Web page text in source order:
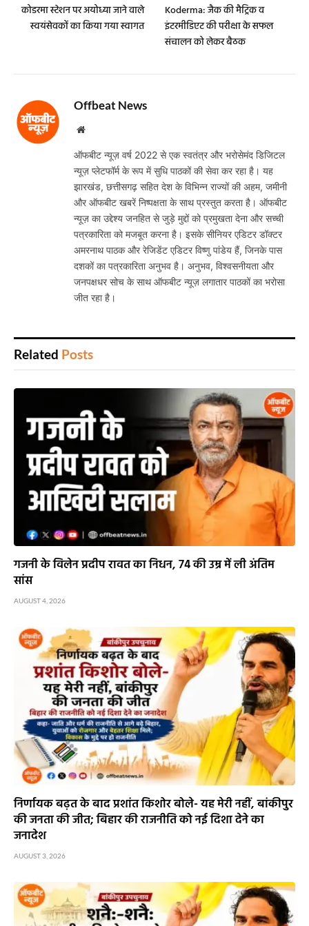
कोडरमा स्टेशन पर अयोध्या जाने वाले
स्वयंसेवकों का किया गया स्वागत
Koderma: जैक की मैट्रिक व
इंटरमीडिएट की परीक्षा के सफल
संचालन को लेकर बैठक
Offbeat News
Website
ऑफबीट न्यूज़ वर्ष 2022 से एक स्वतंत्र और भरोसेमंद डिजिटल
न्यूज़ प्लेटफॉर्म के रूप में सुधि पाठकों की सेवा कर रहा है। यह
झारखंड, छत्तीसगढ़ सहित देश के विभिन्न राज्यों की अहम, जमीनी
और ऑफबीट खबरें निष्पक्षता के साथ प्रस्तुत करता है। ऑफबीट
न्यूज़ का उद्देश्य जनहित से जुड़े मुद्दों को प्रमुखता देना और सच्ची
पत्रकारिता को मजबूत करना है। इसके सीनियर एडिटर डॉक्टर
अमरनाथ पाठक और रेजिडेंट एडिटर विष्णु पांडेय हैं, जिनके पास
दशकों का पत्रकारिता अनुभव है। अनुभव, विश्वसनीयता और
जनपक्षधर सोच के साथ ऑफबीट न्यूज़ लगातार पाठकों का भरोसा
जीत रहा है।
Related Posts
गजनी के विलेन प्रदीप रावत का निधन, 74 की उम्र में ली अंतिम
सांस
AUGUST 4, 2026
निर्णायक बढ़त के बाद प्रशांत किशोर बोले- यह मेरी नहीं, बांकीपुर
की जनता की जीत; बिहार की राजनीति को नई दिशा देने का
जनादेश
AUGUST 3, 2026